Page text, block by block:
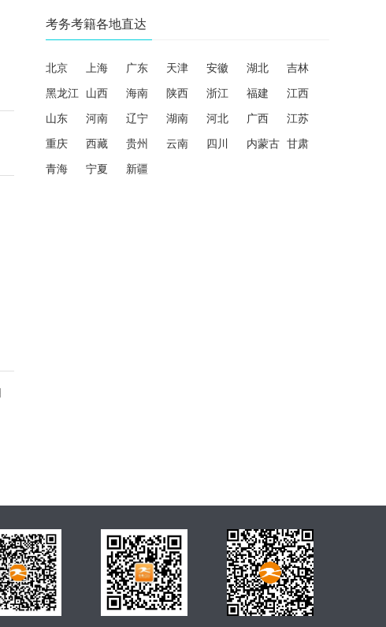
考务考籍各地直达
北京 上海 广东 天津 安徽 湖北 吉林
黑龙江 山西 海南 陕西 浙江 福建 江西
山东 河南 辽宁 湖南 河北 广西 江苏
重庆 西藏 贵州 云南 四川 内蒙古 甘肃
青海 宁夏 新疆